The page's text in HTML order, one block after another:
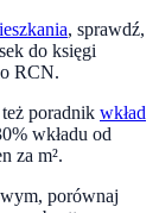
, sprawdź,
do księgi
RCN.
poradnik wkład
wkładu od
za m².
porównaj